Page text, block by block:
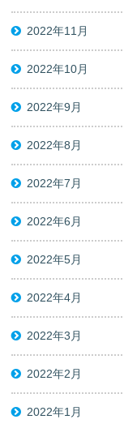
2022年11月
2022年10月
2022年9月
2022年8月
2022年7月
2022年6月
2022年5月
2022年4月
2022年3月
2022年2月
2022年1月